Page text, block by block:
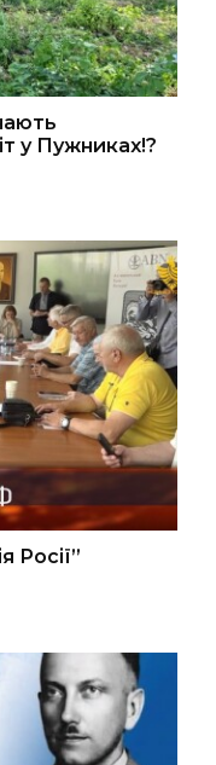
у Пужниках!?
Росії”